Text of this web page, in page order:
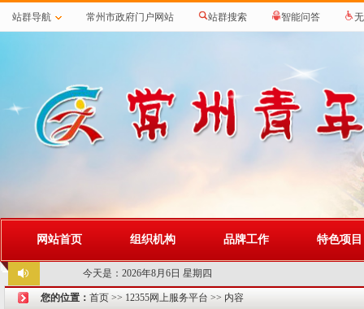
站群导航 常州市政府门户网站 站群搜索 智能问答
网站首页 组织机构 品牌工作 特色项目
今天是： 2026年8月6日 星期四
您的位置： 首页 >> 12355网上服务平台 >> 内容